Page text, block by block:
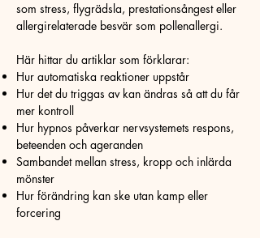
som stress, flygrädsla, prestationsångest eller
allergirelaterade besvär som pollenallergi.
Här hittar du artiklar som förklarar:
Hur automatiska reaktioner uppstår
Hur det du triggas av kan ändras så att du får
mer kontroll
Hur hypnos påverkar nervsystemets respons,
beteenden och ageranden
Sambandet mellan stress, kropp och inlärda
mönster
Hur förändring kan ske utan kamp eller
forcering